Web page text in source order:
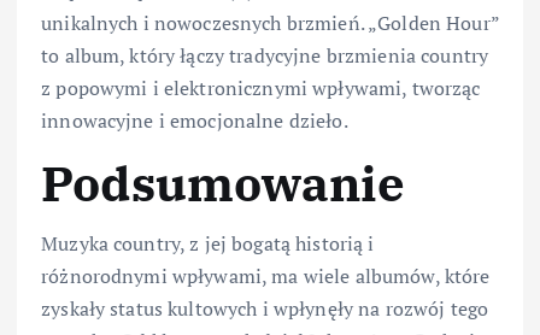
unikalnych i nowoczesnych brzmień. „Golden Hour”
to album, który łączy tradycyjne brzmienia country
z popowymi i elektronicznymi wpływami, tworząc
innowacyjne i emocjonalne dzieło.
Podsumowanie
Muzyka country, z jej bogatą historią i
różnorodnymi wpływami, ma wiele albumów, które
zyskały status kultowych i wpłynęły na rozwój tego